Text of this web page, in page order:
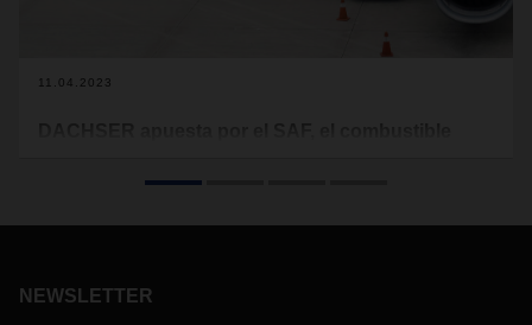
11.04.2023
clientes una opción de combustible sostenible que permite
NEWSLETTER